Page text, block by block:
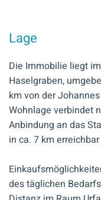
Lage
Die Immobilie liegt
Haselgraben,
km von der
Wohnlage verbindet
Anbindung an das
in ca. 7 km
des täglichen